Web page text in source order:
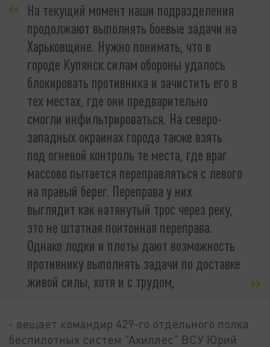
На текущий момент наши подразделения
продолжают выполнять боевые задачи на
Харьковщине. Нужно понимать, что в
городе Купянск силам обороны удалось
блокировать противника и зачистить его в
тех местах, где они предварительно
смогли инфильтрироваться. На северо-
западных окраинах города также взять
под огневой контроль те места, где враг
массово пытается переправляться с левого
на правый берег. Переправа у них
выглядит как натянутый трос через реку,
это не штатная понтонная переправа.
Однако лодки и плоты дают возможность
противнику выполнять задачи по доставке
живой силы, хотя и с трудом,
- вещает командир 429-го отдельного полка
беспилотных систем "Ахиллес" ВСУ Юрий